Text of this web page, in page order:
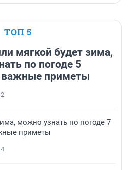
ТОП 5
мягкой будет зима,
по погоде 5
важные приметы
можно узнать по погоде 7
приметы